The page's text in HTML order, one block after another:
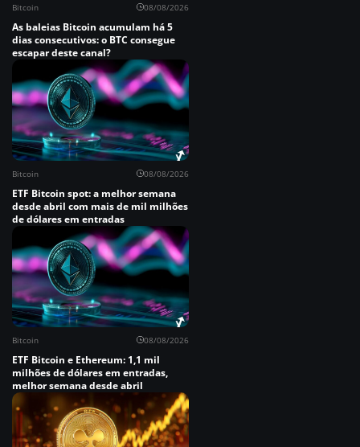
Bitcoin 08/08/2026
As baleias Bitcoin acumulam há 5
dias consecutivos: o BTC consegue
escapar deste canal?
Bitcoin 08/08/2026
ETF Bitcoin spot: a melhor semana
desde abril com mais de mil milhões
de dólares em entradas
Bitcoin 08/08/2026
ETF Bitcoin e Ethereum: 1,1 mil
milhões de dólares em entradas,
melhor semana desde abril